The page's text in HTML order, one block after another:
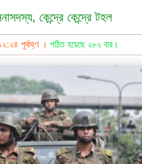
কেন্দ্রে কেন্দ্রে টহল
পূর্বাহ্ণ । পঠিত হয়েছে ২৮২ বার।